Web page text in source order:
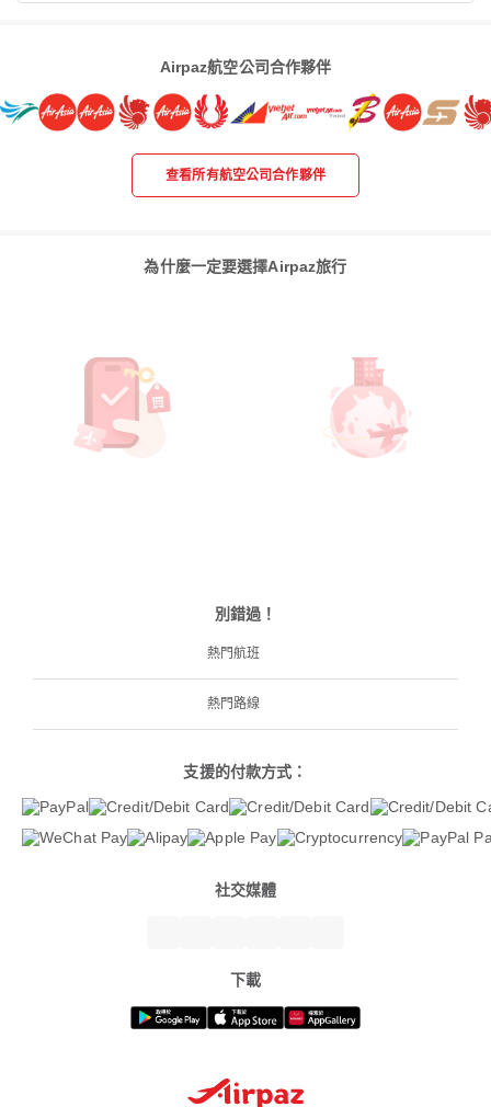
Airpaz航空公司合作夥伴
查看所有航空公司合作夥伴
為什麼一定要選擇Airpaz旅行
別錯過！
熱門航班
熱門路線
支援的付款方式：
社交媒體
下載